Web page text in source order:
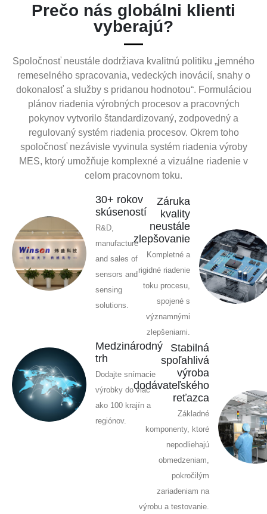
Prečo nás globálni klienti
vyberajú?
Spoločnosť neustále dodržiava kvalitnú politiku „jemného
remeselného spracovania, vedeckých inovácií, snahy o
dokonalosť a služby s pridanou hodnotou“. Formuláciou
plánov riadenia výrobných procesov a pracovných
pokynov vytvorilo štandardizovaný, zodpovedný a
regulovaný systém riadenia procesov. Okrem toho
spoločnosť nezávisle vyvinula systém riadenia výroby
MES, ktorý umožňuje komplexné a vizuálne riadenie v
celom pracovnom toku.
30+ rokov
skúseností
R&D,
manufacture
and sales of
sensors and
sensing
solutions.
Záruka
kvality
neustále
zlepšovanie
Kompletné a
rigidné riadenie
toku procesu,
spojené s
významnými
zlepšeniami.
Medzinárodný
trh
Dodajte snímacie
výrobky do viac
ako 100 krajín a
regiónov.
Stabilná
spoľahlivá
výroba
dodávateľského
reťazca
Základné
komponenty, ktoré
nepodliehajú
obmedzeniam,
pokročilým
zariadeniam na
výrobu a testovanie.